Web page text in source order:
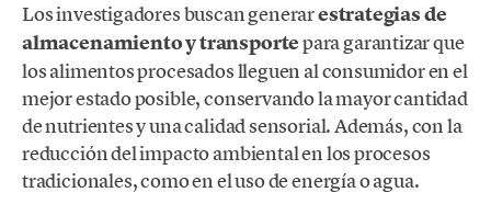
Los investigadores buscan generarestrategias de
almacenamiento y transportepara garantizar que
los alimentos procesados lleguen al consumidor en el
mejor estado posible, conservando la mayor cantidad
de nutrientes y una calidad sensorial. Además, con la
reducción del impacto ambiental en los procesos
tradicionales, como en el uso de energía o agua.